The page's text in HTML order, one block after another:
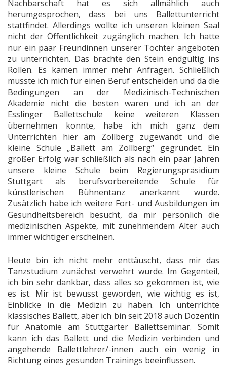
Nachbarschaft hat es sich allmählich auch
herumgesprochen, dass bei uns Ballettunterricht
stattfindet. Allerdings wollte ich unseren kleinen Saal
nicht der Öffentlichkeit zugänglich machen. Ich hatte
nur ein paar Freundinnen unserer Töchter angeboten
zu unterrichten. Das brachte den Stein endgültig ins
Rollen. Es kamen immer mehr Anfragen. Schließlich
musste ich mich für einen Beruf entscheiden und da die
Bedingungen an der Medizinisch-Technischen
Akademie nicht die besten waren und ich an der
Esslinger Ballettschule keine weiteren Klassen
übernehmen konnte, habe ich mich ganz dem
Unterrichten hier am Zollberg zugewandt und die
kleine Schule „Ballett am Zollberg“ gegründet. Ein
großer Erfolg war schließlich als nach ein paar Jahren
unsere kleine Schule beim Regierungspräsidium
Stuttgart als berufsvorbereitende Schule für
künstlerischen Bühnentanz anerkannt wurde.
Zusätzlich habe ich weitere Fort- und Ausbildungen im
Gesundheitsbereich besucht, da mir persönlich die
medizinischen Aspekte, mit zunehmendem Alter auch
immer wichtiger erscheinen.
Heute bin ich nicht mehr enttäuscht, dass mir das
Tanzstudium zunächst verwehrt wurde. Im Gegenteil,
ich bin sehr dankbar, dass alles so gekommen ist, wie
es ist. Mir ist bewusst geworden, wie wichtig es ist,
Einblicke in die Medizin zu haben. Ich unterrichte
klassisches Ballett, aber ich bin seit 2018 auch Dozentin
für Anatomie am Stuttgarter Ballettseminar. Somit
kann ich das Ballett und die Medizin verbinden und
angehende Ballettlehrer/-innen auch ein wenig in
Richtung eines gesunden Trainings beeinflussen.